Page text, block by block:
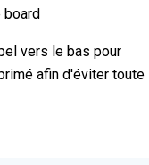
board
vers le bas pour
afin d'éviter toute